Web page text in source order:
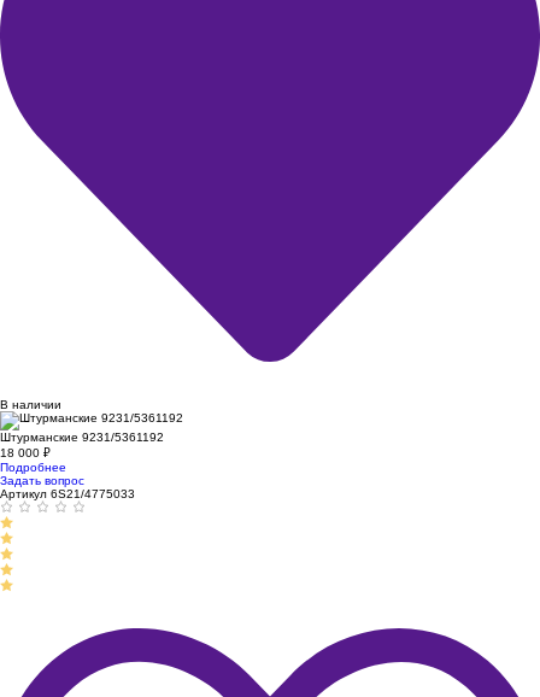
В наличии
Штурманские 9231/5361192
18 000 ₽
Подробнее
Задать вопрос
Артикул 6S21/4775033